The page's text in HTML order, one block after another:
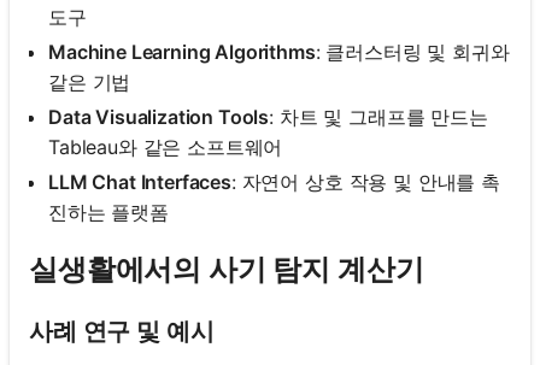
도구
Machine Learning Algorithms: 클러스터링 및 회귀와
같은 기법
Data Visualization Tools: 차트 및 그래프를 만드는
Tableau와 같은 소프트웨어
LLM Chat Interfaces: 자연어 상호 작용 및 안내를 촉
진하는 플랫폼
실생활에서의 사기 탐지 계산기
사례 연구 및 예시